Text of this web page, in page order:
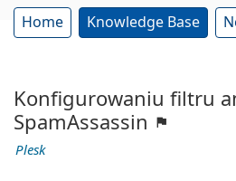
Home Knowledge Base
Konfigurowaniu filtru
SpamAssassin
Plesk